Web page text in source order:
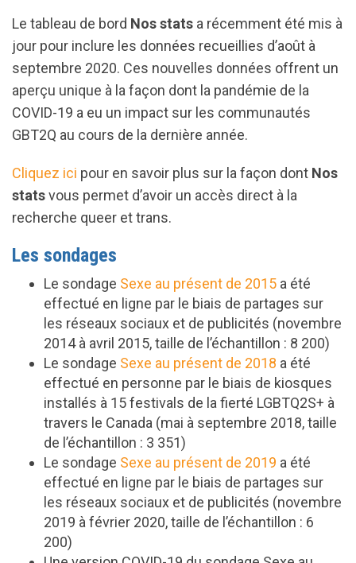
Le tableau de bord Nos stats a récemment été mis à
jour pour inclure les données recueillies d’août à
septembre 2020. Ces nouvelles données offrent un
aperçu unique à la façon dont la pandémie de la
COVID-19 a eu un impact sur les communautés
GBT2Q au cours de la dernière année.
Cliquez ici pour en savoir plus sur la façon dont Nos
statsvous permet d’avoir un accès direct à la
recherche queer et trans.
Les sondages
Le sondage Sexe au présent de 2015 a été
effectué en ligne par le biais de partages sur
les réseaux sociaux et de publicités (novembre
2014 à avril 2015, taille de l’échantillon : 8 200)
Le sondage Sexe au présent de 2018 a été
effectué en personne par le biais de kiosques
installés à 15 festivals de la fierté LGBTQ2S+ à
travers le Canada (mai à septembre 2018, taille
de l’échantillon : 3 351)
Le sondage Sexe au présent de 2019 a été
effectué en ligne par le biais de partages sur
les réseaux sociaux et de publicités (novembre
2019 à février 2020, taille de l’échantillon : 6
200)